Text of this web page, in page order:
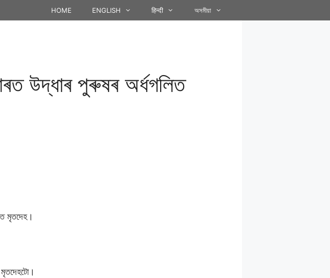
HOME ENGLISH हिन्दी অসমীয়া
উদ্ধাৰ পুৰুষৰ অৰ্ধগলিত
মৃতদেহ।